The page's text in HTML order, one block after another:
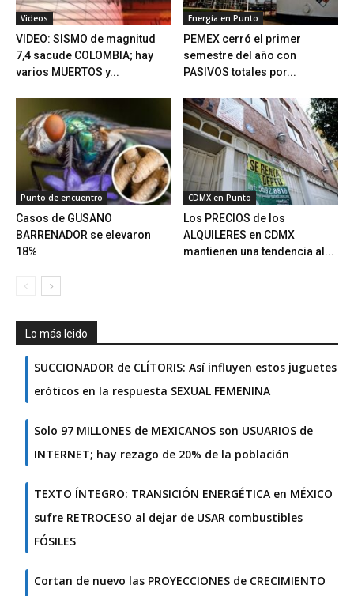
Videos
VIDEO: SISMO de magnitud
7,4 sacude COLOMBIA; hay
varios MUERTOS y...
Energía en Punto
PEMEX cerró el primer
semestre del año con
PASIVOS totales por...
Punto de encuentro
Casos de GUSANO
BARRENADOR se elevaron
18%
CDMX en Punto
Los PRECIOS de los
ALQUILERES en CDMX
mantienen una tendencia al...
Lo más leido
SUCCIONADOR de CLÍTORIS: Así influyen estos juguetes
eróticos en la respuesta SEXUAL FEMENINA
Solo 97 MILLONES de MEXICANOS son USUARIOS de
INTERNET; hay rezago de 20% de la población
TEXTO ÍNTEGRO: TRANSICIÓN ENERGÉTICA en MÉXICO
sufre RETROCESO al dejar de USAR combustibles
FÓSILES
Cortan de nuevo las PROYECCIONES de CRECIMIENTO